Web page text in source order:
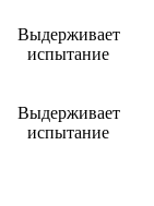
Выдерживает
испытание
Выдерживает
испытание